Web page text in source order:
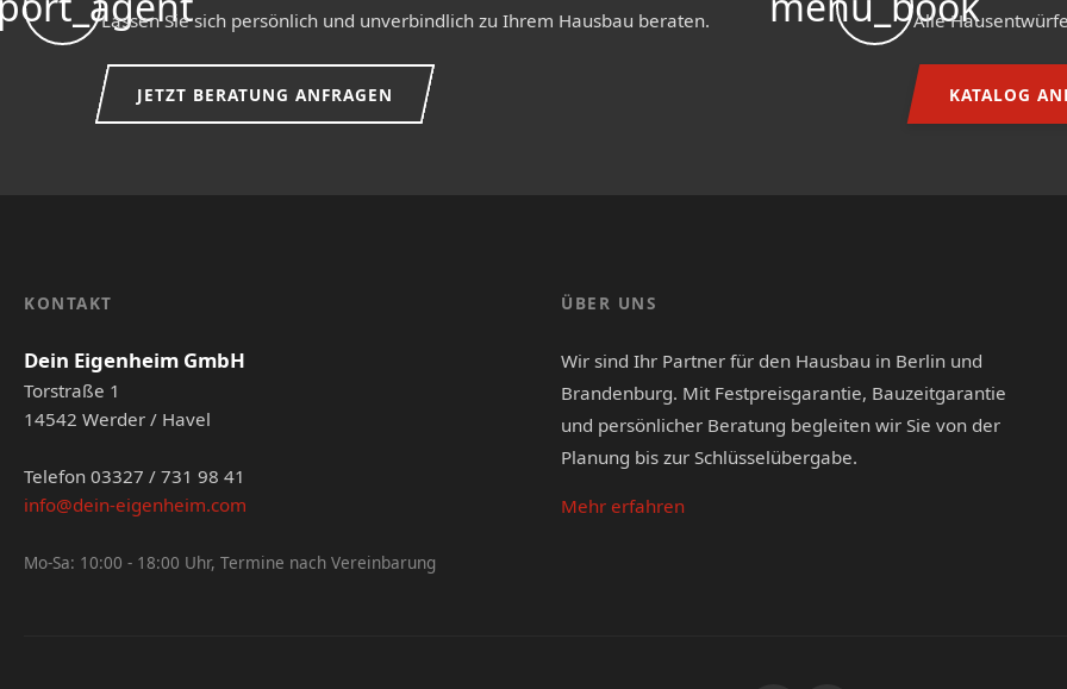
Lassen Sie sich persönlich und unverbindlich zu Ihrem Hausbau beraten.
JETZT BERATUNG ANFRAGEN
Alle
KATALOG
KONTAKT
Dein Eigenheim GmbH
Torstraße 1
14542 Werder / Havel
Telefon 03327 / 731 98 41
info@dein-eigenheim.com
Mo-Sa: 10:00 - 18:00 Uhr, Termine nach Vereinbarung
ÜBER UNS
Wir sind Ihr Partner für den Hausbau in Berlin und
Brandenburg. Mit Festpreisgarantie, Bauzeitgarantie
und persönlicher Beratung begleiten wir Sie von der
Planung bis zur Schlüsselübergabe.
Mehr erfahren